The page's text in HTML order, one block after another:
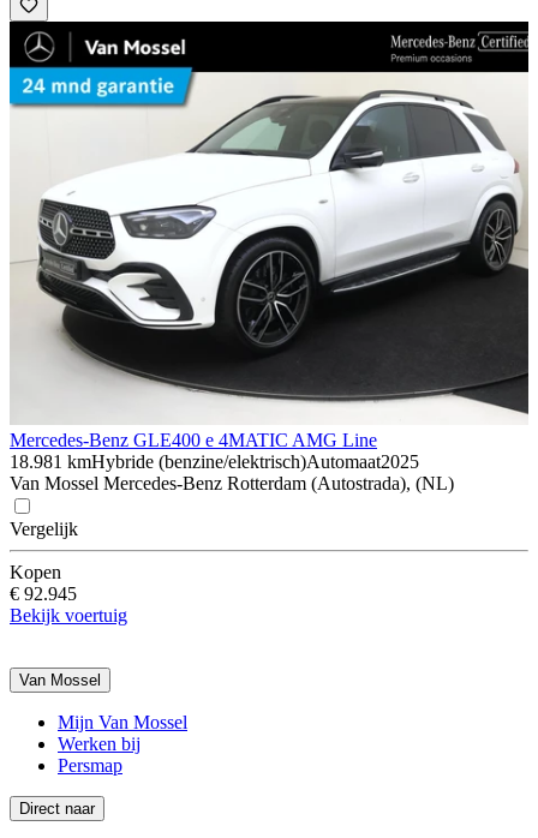
Mercedes-Benz GLE400 e 4MATIC AMG Line
18.981 kmHybride (benzine/elektrisch)Automaat2025
Van Mossel Mercedes-Benz Rotterdam (Autostrada), (NL)
Vergelijk
Kopen
€ 92.945
Bekijk voertuig
Van Mossel
Mijn Van Mossel
Werken bij
Persmap
Direct naar